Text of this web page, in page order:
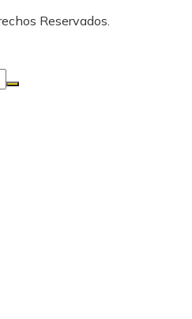
Reservados.